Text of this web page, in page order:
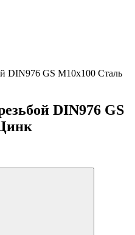
DIN976 GS М10х100 Сталь
DIN976 GS